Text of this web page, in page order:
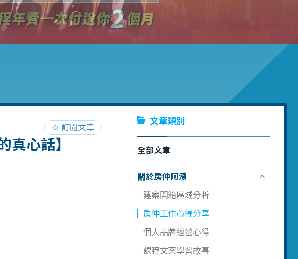
訂閱文章
心話】
文章類別
全部文章
關於房仲阿濱
建案開箱區域分析
房仲工作心得分享
個人品牌經營心得
課程文案學習故事